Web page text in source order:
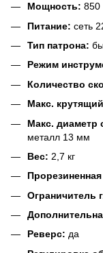
Мощность: 850
Питание: сеть
Тип патрона:
Режим
Количество
Макс.
Макс. диаметр
металл 13 мм
Вес: 2,7 кг
Прорезиненная
Ограничитель
Реверс: да